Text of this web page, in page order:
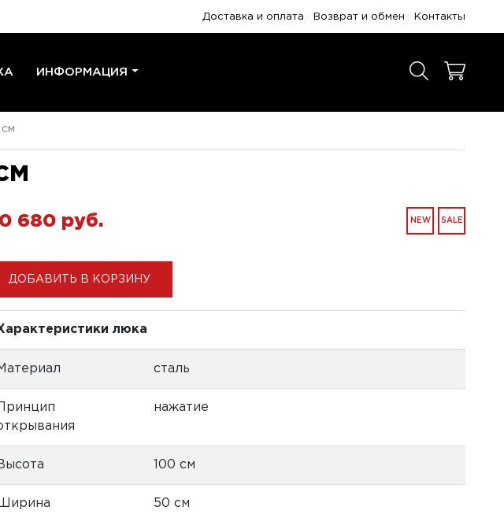
Доставка и оплата Возврат и обмен Контакты
ИНФОРМАЦИЯ
680 pуб. NEW SALE
ДОБАВИТЬ В КОРЗИНУ
люка
сталь
Принцип
нажатие
100 см
50 см